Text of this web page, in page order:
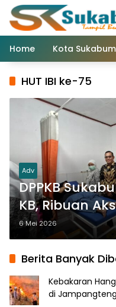
Langsung
konten
Home
Kota
HUT IBI ke-75
Adv
DPPKB
KB, Ribuan
6 Mei 2026
Berita Banyak
Kebakaran
di